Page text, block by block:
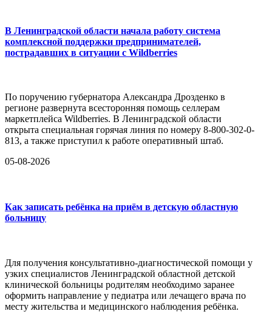
В Ленинградской области начала работу система
комплексной поддержки предпринимателей,
пострадавших в ситуации с Wildberries
По поручению губернатора Александра Дрозденко в
регионе развернута всесторонняя помощь селлерам
маркетплейса Wildberries. В Ленинградской области
открыта специальная горячая линия по номеру 8-800-302-0-
813, а также приступил к работе оперативный штаб.
05-08-2026
Как записать ребёнка на приём в детскую областную
больницу
Для получения консультативно-диагностической помощи у
узких специалистов Ленинградской областной детской
клинической больницы родителям необходимо заранее
оформить направление у педиатра или лечащего врача по
месту жительства и медицинского наблюдения ребёнка.